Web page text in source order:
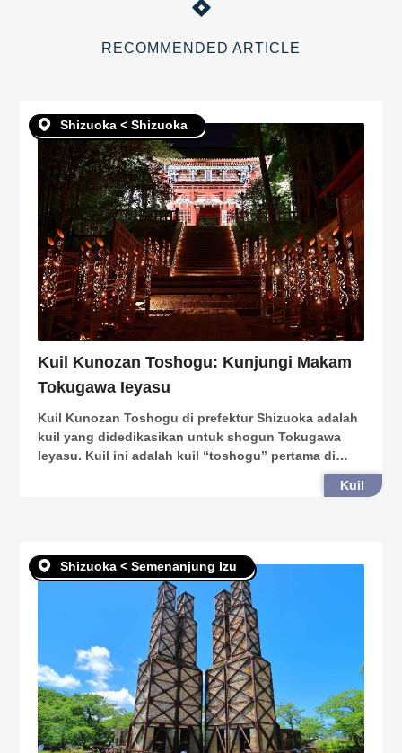
RECOMMENDED ARTICLE
Shizuoka < Shizuoka
Kuil Kunozan Toshogu: Kunjungi Makam
Tokugawa Ieyasu
Kuil Kunozan Toshogu di prefektur Shizuoka adalah
kuil yang didedikasikan untuk shogun Tokugawa
Ieyasu. Kuil ini adalah kuil “toshogu” pertama di
Jepang, yang memuja Ieyasu. Di tanah Kunozan
Kuil
Shizuoka < Semenanjung Izu